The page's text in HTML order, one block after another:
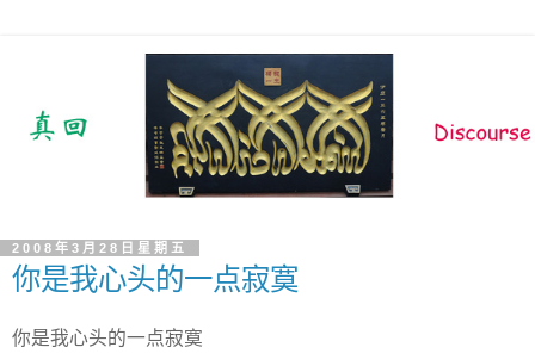
2008年3月28日星期五
你是我心头的一点寂寞
你是我心头的一点寂寞